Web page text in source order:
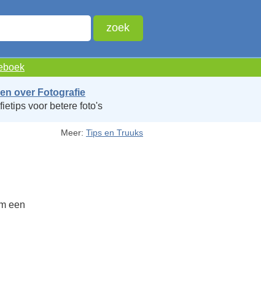
over Fotografie
voor betere foto's
Meer: Tips en Truuks
een